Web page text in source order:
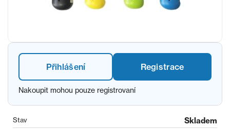
Přihlášení Registrace
Nakoupit mohou pouze registrovaní
Stav Skladem